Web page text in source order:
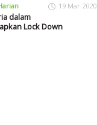
19 Mar 2020
dalam
Lock Down